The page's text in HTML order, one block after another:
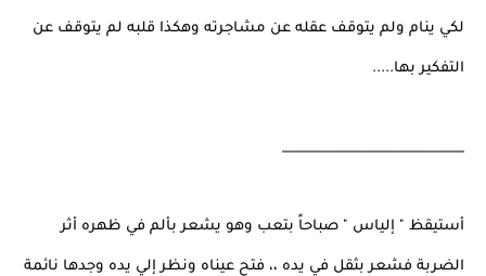
لكي ينام ولم يتوقف عقله عن مشاجرته وهكذا قلبه لم يتوقف عن
التفكير بها.....
____________________________
أستيقظ " إلياس " صباحاً بتعب وهو يشعر بألم في ظهره أثر
الضربة فشعر بثقل في يده ،، فتح عيناه ونظر إلي يده وجدها نائمة